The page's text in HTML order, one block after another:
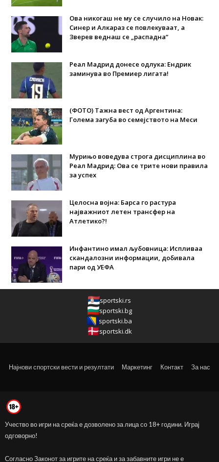
Ова никогаш не му се случило на Новак:
Синер и Алкараз се повлекуваат, а
Зверев веднаш се „распадна“
Реал Мадрид донесе одлука: Eндрик
заминува во Премиер лигата!
(ФОТО) Тажна вест од Аргентина:
Голема загуба во семејството на Меси
Мурињо воведува строга дисциплина во
Реал Мадрид: Ова се трите нови правила
за успех
Целосна војна: Барса го растура
најважниот летен трансфер на
Атлетико?!
Инфантино имал љубовница: Испливаа
скандалозни информации, добивала
пари од УЕФА
sportski.rs
sportski.bg
sportski.ba
sportski.dk
Најнови спортски вести и резултати Маркетинг Контакт За нас
Учество во игри на среќа е дозволено за лица со 18+ години. Играј
одговорно!
Согласно Законот за игрите на среќа и за забавните игри не е